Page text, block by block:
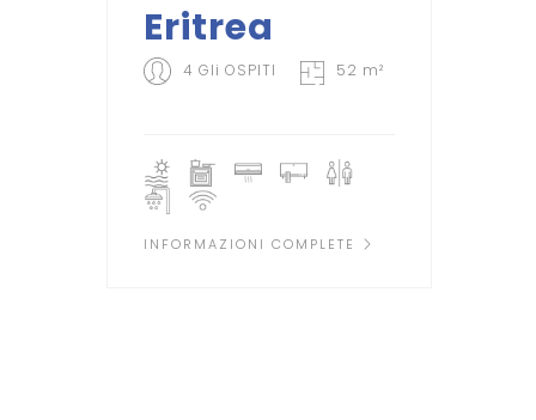
Eritrea
4 Gli OSPITI 52 m²
INFORMAZIONI COMPLETE